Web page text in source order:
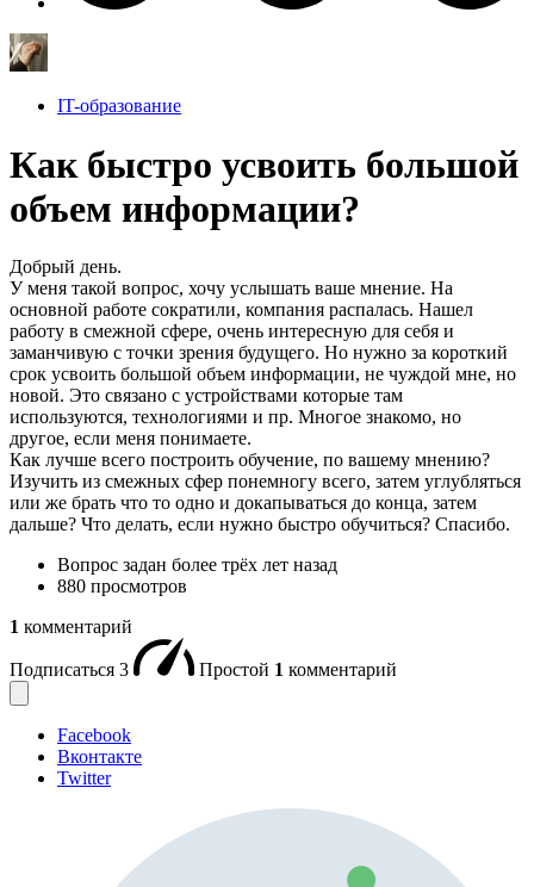
IT-образование
Как быстро усвоить большой
объем информации?
Добрый день.
У меня такой вопрос, хочу услышать ваше мнение. На
основной работе сократили, компания распалась. Нашел
работу в смежной сфере, очень интересную для себя и
заманчивую с точки зрения будущего. Но нужно за короткий
срок усвоить большой объем информации, не чуждой мне, но
новой. Это связано с устройствами которые там
используются, технологиями и пр. Многое знакомо, но
другое, если меня понимаете.
Как лучше всего построить обучение, по вашему мнению?
Изучить из смежных сфер понемногу всего, затем углубляться
или же брать что то одно и докапываться до конца, затем
дальше? Что делать, если нужно быстро обучиться? Спасибо.
Вопрос задан более трёх лет назад
880 просмотров
1 комментарий
Подписаться 3 Простой 1 комментарий
Facebook
Вконтакте
Twitter